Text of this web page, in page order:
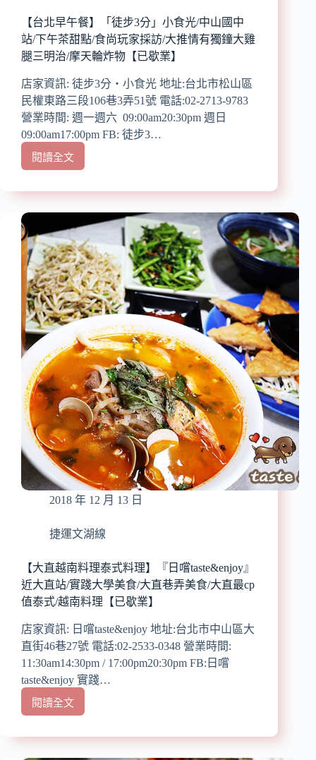
酒/
輕
食/
下
午
茶/
咖
啡
聞
香
體
愛
評
驗
券
【台北早午餐】「徒步3分」小食光/中山國中
站/下午茶甜點/食尚玩家採訪/大推情有獨鐘大雞
腿三明治/摩天輪炸物【已歇業】
店家資訊: 徒步3分‧小食光 地址:台北市松山區
民權東路三段106巷3弄51號 電話:02-2713-9783
營業時間: 週一週六 09:00am20:30pm 週日
09:00am17:00pm FB: 徒步3…
閱讀全文
【台
早
「徒
步
3
分」
小
食
光/
山
國
中
站/
下
午
茶
甜
點/
食
尚
家
訪/
大
推
情
有
獨
鐘
大
雞
腿
三
治/
2018 年 12 月 13 日
捷運文湖線
【大直越南料理泰式料理】『日嚐taste&enjoy』
近大直站/實踐大學美食/大直巷弄美食/大直最cp
值泰式/越南料理【已歇業】
店家資訊: 日嚐taste&enjoy 地址:台北市中山區大
直街46巷27號 電話:02-2533-0348 營業時間:
11:30am14:30pm / 17:00pm20:30pm FB:日嚐
taste&enjoy 實踐…
閱讀全文
【大
越